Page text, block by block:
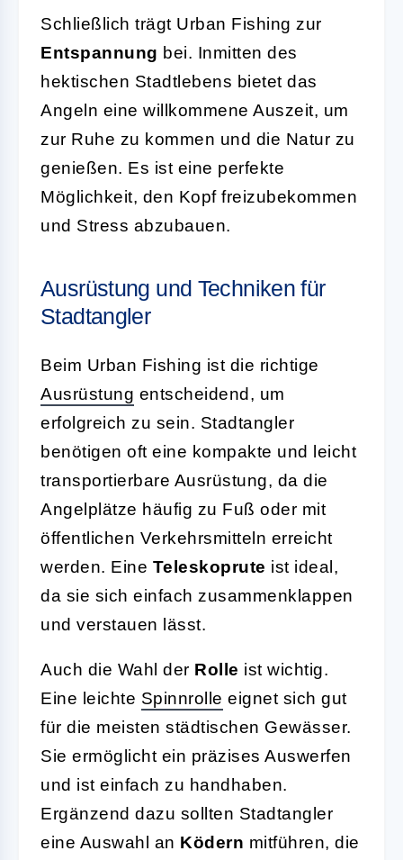
Schließlich trägt Urban Fishing zur
Entspannung bei. Inmitten des
hektischen Stadtlebens bietet das
Angeln eine willkommene Auszeit, um
zur Ruhe zu kommen und die Natur zu
genießen. Es ist eine perfekte
Möglichkeit, den Kopf freizubekommen
und Stress abzubauen.
Ausrüstung und Techniken für
Stadtangler
Beim Urban Fishing ist die richtige
Ausrüstung entscheidend, um
erfolgreich zu sein. Stadtangler
benötigen oft eine kompakte und leicht
transportierbare Ausrüstung, da die
Angelplätze häufig zu Fuß oder mit
öffentlichen Verkehrsmitteln erreicht
werden. Eine Teleskoprute ist ideal,
da sie sich einfach zusammenklappen
und verstauen lässt.
Auch die Wahl der Rolle ist wichtig.
Eine leichte Spinnrolle eignet sich gut
für die meisten städtischen Gewässer.
Sie ermöglicht ein präzises Auswerfen
und ist einfach zu handhaben.
Ergänzend dazu sollten Stadtangler
eine Auswahl an Ködern mitführen, die